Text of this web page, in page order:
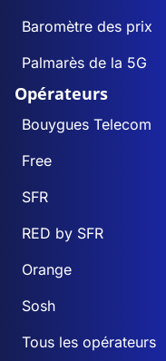
Baromètre des prix
Palmarès de la 5G
Opérateurs
Bouygues Telecom
Free
SFR
RED by SFR
Orange
Sosh
Tous les opérateurs